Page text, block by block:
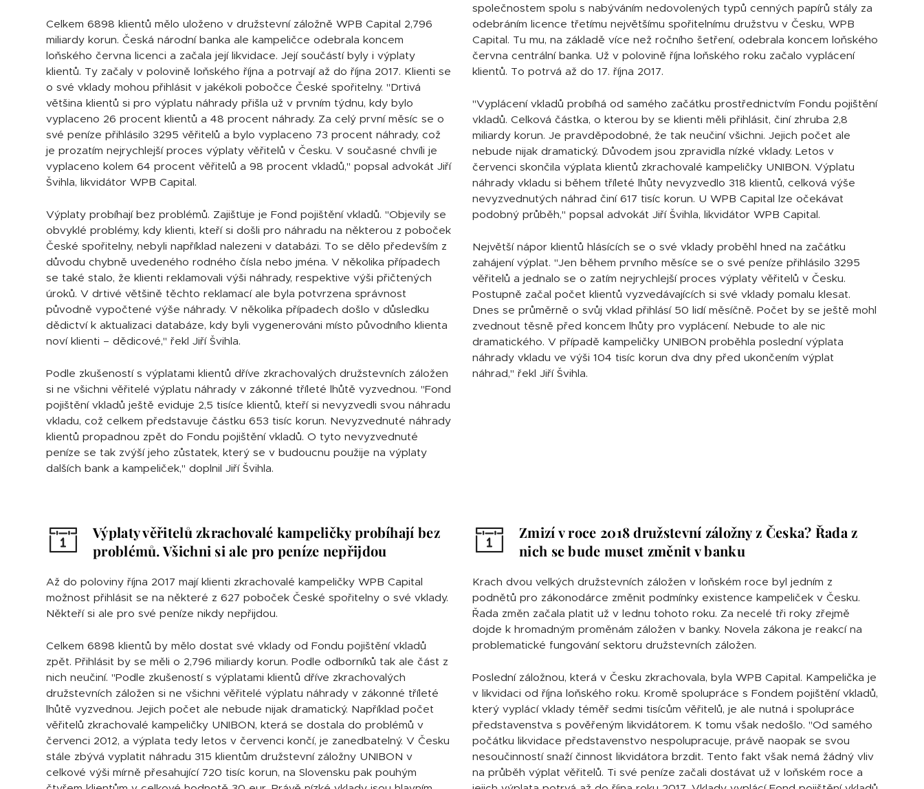
Celkem 6898 klientů mělo uloženo v družstevní záložně WPB Capital 2,796
miliardy korun. Česká národní banka ale kampeličce odebrala koncem
loňského června licenci a začala její likvidace. Její součástí byly i výplaty
klientů. Ty začaly v polovině loňského října a potrvají až do října 2017. Klienti se
o své vklady mohou přihlásit v jakékoli pobočce České spořitelny. "Drtivá
většina klientů si pro výplatu náhrady přišla už v prvním týdnu, kdy bylo
vyplaceno 26 procent klientů a 48 procent náhrady. Za celý první měsíc se o
své peníze přihlásilo 3295 věřitelů a bylo vyplaceno 73 procent náhrady, což
je prozatím nejrychlejší proces výplaty věřitelů v Česku. V současné chvíli je
vyplaceno kolem 64 procent věřitelů a 98 procent vkladů," popsal advokát Jiří
Švihla, likvidátor WPB Capital.
Výplaty probíhají bez problémů. Zajišťuje je Fond pojištění vkladů. "Objevily se
obvyklé problémy, kdy klienti, kteří si došli pro náhradu na některou z poboček
České spořitelny, nebyli například nalezeni v databázi. To se dělo především z
důvodu chybně uvedeného rodného čísla nebo jména. V několika případech
se také stalo, že klienti reklamovali výši náhrady, respektive výši přičtených
úroků. V drtivé většině těchto reklamací ale byla potvrzena správnost
původně vypočtené výše náhrady. V několika případech došlo v důsledku
dědictví k aktualizaci databáze, kdy byli vygenerováni místo původního klienta
noví klienti – dědicové," řekl Jiří Švihla.
Podle zkušeností s výplatami klientů dříve zkrachovalých družstevních záložen
si ne všichni věřitelé výplatu náhrady v zákonné tříleté lhůtě vyzvednou. "Fond
pojištění vkladů ještě eviduje 2,5 tisíce klientů, kteří si nevyzvedli svou náhradu
vkladu, což celkem představuje částku 653 tisíc korun. Nevyzvednuté náhrady
klientů propadnou zpět do Fondu pojištění vkladů. O tyto nevyzvednuté
peníze se tak zvýší jeho zůstatek, který se v budoucnu použije na výplaty
dalších bank a kampeliček," doplnil Jiří Švihla.
společnostem spolu s nabýváním nedovolených typů cenných papírů stály za
odebráním licence třetímu největšímu spořitelnímu družstvu v Česku, WPB
Capital. Tu mu, na základě více než ročního šetření, odebrala koncem loňského
června centrální banka. Už v polovině října loňského roku začalo vyplácení
klientů. To potrvá až do 17. října 2017.
"Vyplácení vkladů probíhá od samého začátku prostřednictvím Fondu pojištění
vkladů. Celková částka, o kterou by se klienti měli přihlásit, činí zhruba 2,8
miliardy korun. Je pravděpodobné, že tak neučiní všichni. Jejich počet ale
nebude nijak dramatický. Důvodem jsou zpravidla nízké vklady. Letos v
červenci skončila výplata klientů zkrachovalé kampeličky UNIBON. Výplatu
náhrady vkladu si během tříleté lhůty nevyzvedlo 318 klientů, celková výše
nevyzvednutých náhrad činí 617 tisíc korun. U WPB Capital lze očekávat
podobný průběh," popsal advokát Jiří Švihla, likvidátor WPB Capital.
Největší nápor klientů hlásících se o své vklady proběhl hned na začátku
zahájení výplat. "Jen během prvního měsíce se o své peníze přihlásilo 3295
věřitelů a jednalo se o zatím nejrychlejší proces výplaty věřitelů v Česku.
Postupně začal počet klientů vyzvedávajících si své vklady pomalu klesat.
Dnes se průměrně o svůj vklad přihlásí 50 lidí měsíčně. Počet by se ještě mohl
zvednout těsně před koncem lhůty pro vyplácení. Nebude to ale nic
dramatického. V případě kampeličky UNIBON proběhla poslední výplata
náhrady vkladu ve výši 104 tisíc korun dva dny před ukončením výplat
náhrad," řekl Jiří Švihla.
Výplaty věřitelů zkrachovalé kampeličky probíhají bez
problémů. Všichni si ale pro peníze nepřijdou
Až do poloviny října 2017 mají klienti zkrachovalé kampeličky WPB Capital
možnost přihlásit se na některé z 627 poboček České spořitelny o své vklady.
Někteří si ale pro své peníze nikdy nepřijdou.
Celkem 6898 klientů by mělo dostat své vklady od Fondu pojištění vkladů
zpět. Přihlásit by se měli o 2,796 miliardy korun. Podle odborníků tak ale část z
nich neučiní. "Podle zkušeností s výplatami klientů dříve zkrachovalých
družstevních záložen si ne všichni věřitelé výplatu náhrady v zákonné tříleté
lhůtě vyzvednou. Jejich počet ale nebude nijak dramatický. Například počet
věřitelů zkrachovalé kampeličky UNIBON, která se dostala do problémů v
červenci 2012, a výplata tedy letos v červenci končí, je zanedbatelný. V Česku
stále zbývá vyplatit náhradu 315 klientům družstevní záložny UNIBON v
celkové výši mírně přesahující 720 tisíc korun, na Slovensku pak pouhým
Zmizí v roce 2018 družstevní záložny z Česka? Řada z
nich se bude muset změnit v banku
Krach dvou velkých družstevních záložen v loňském roce byl jedním z
podnětů pro zákonodárce změnit podmínky existence kampeliček v Česku.
Řada změn začala platit už v lednu tohoto roku. Za necelé tři roky zřejmě
dojde k hromadným proměnám záložen v banky. Novela zákona je reakcí na
problematické fungování sektoru družstevních záložen.
Poslední záložnou, která v Česku zkrachovala, byla WPB Capital. Kampelička je
v likvidaci od října loňského roku. Kromě spolupráce s Fondem pojištění vkladů,
který vyplácí vklady téměř sedmi tisícům věřitelů, je ale nutná i spolupráce
představenstva s pověřeným likvidátorem. K tomu však nedošlo. "Od samého
počátku likvidace představenstvo nespolupracuje, právě naopak se svou
nesoučinností snaží činnost likvidátora brzdit. Tento fakt však nemá žádný vliv
na průběh výplat věřitelů. Ti své peníze začali dostávat už v loňském roce a